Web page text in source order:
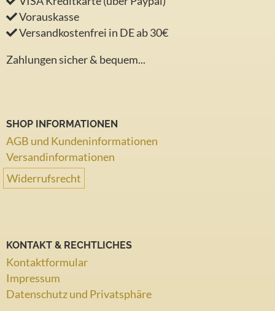
Vorauskasse
Versandkostenfrei in DE ab 30€
Zahlungen sicher & bequem...
SHOP INFORMATIONEN
AGB und Kundeninformationen
Versandinformationen
Widerrufsrecht
KONTAKT & RECHTLICHES
Kontaktformular
Impressum
Datenschutz und Privatsphäre